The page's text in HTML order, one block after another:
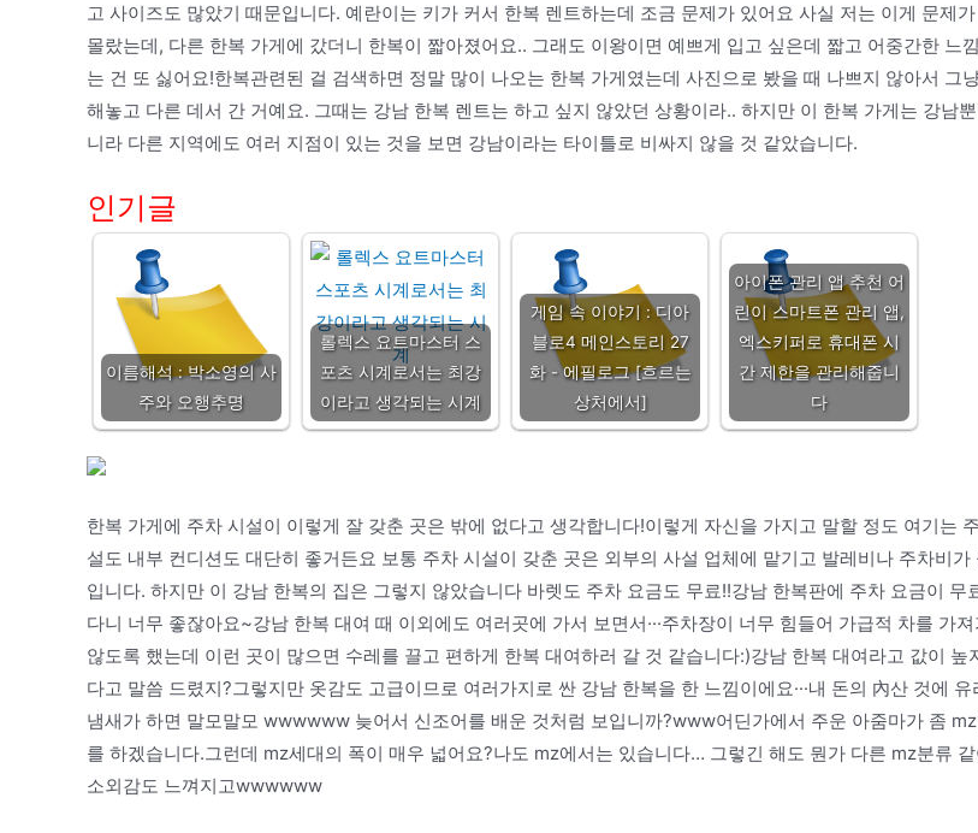
고 사이즈도 많았기 때문입니다. 예란이는 키가 커서 한복 렌트하는데 조금 문제가 있어요 사실 저는 이게 문제
몰랐는데, 다른 한복 가게에 갔더니 한복이 짧아졌어요.. 그래도 이왕이면 예쁘게 입고 싶은데 짧고 어중간한 느
는 건 또 싫어요!한복관련된 걸 검색하면 정말 많이 나오는 한복 가게였는데 사진으로 봤을 때 나쁘지 않아서 그
해놓고 다른 데서 간 거예요. 그때는 강남 한복 렌트는 하고 싶지 않았던 상황이라.. 하지만 이 한복 가게는 강남
니라 다른 지역에도 여러 지점이 있는 것을 보면 강남이라는 타이틀로 비싸지 않을 것 같았습니다.
인기글
이름해석 : 박소영의 사
주와 오행추명
롤렉스 요트마스터 스
포츠 시계로서는 최강
이라고 생각되는 시계
게임 속 이야기 : 디아
블로4 메인스토리 27
화 - 에필로그 [흐르는
상처에서]
아이폰 관리 앱 추천 어
린이 스마트폰 관리 앱,
엑스키퍼로 휴대폰 시
간 제한을 관리해줍니
다
한복 가게에 주차 시설이 이렇게 잘 갖춘 곳은 밖에 없다고 생각합니다!이렇게 자신을 가지고 말할 정도 여기는
설도 내부 컨디션도 대단히 좋거든요 보통 주차 시설이 갖춘 곳은 외부의 사설 업체에 맡기고 발레비나 주차비가
입니다. 하지만 이 강남 한복의 집은 그렇지 않았습니다 바렛도 주차 요금도 무료!!강남 한복판에 주차 요금이 무
다니 너무 좋잖아요~강남 한복 대여 때 이외에도 여러곳에 가서 보면서···주차장이 너무 힘들어 가급적 차를 가져
않도록 했는데 이런 곳이 많으면 수레를 끌고 편하게 한복 대여하러 갈 것 같습니다:)강남 한복 대여라고 값이 높
다고 말씀 드렸지?그렇지만 옷감도 고급이므로 여러가지로 싼 강남 한복을 한 느낌이에요···내 돈의 內산 것에 유
냄새가 하면 말모말모 wwwwww 늦어서 신조어를 배운 것처럼 보입니까?www어딘가에서 주운 아줌마가 좀
를 하겠습니다.그런데 mz세대의 폭이 매우 넓어요?나도 mz에서는 있습니다… 그렇긴 해도 뭔가 다른 mz분류 같
소외감도 느껴지고wwwwww